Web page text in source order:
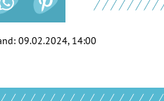
09.02.2024, 14:00